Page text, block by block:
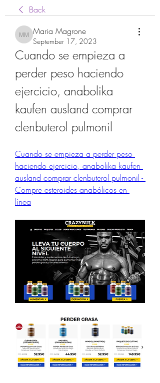
Back
Maria Magrone
Maria Magrone
September 17, 2023
Cuando se empieza a
perder peso haciendo
ejercicio, anabolika
kaufen ausland comprar
clenbuterol pulmonil
Cuando se empieza a perder peso
haciendo ejercicio, anabolika kaufen
ausland comprar clenbuterol pulmonil -
Compre esteroides anabólicos en
línea